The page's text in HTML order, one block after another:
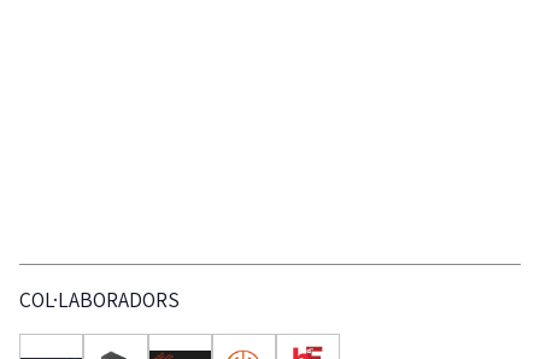
COL·LABORADORS